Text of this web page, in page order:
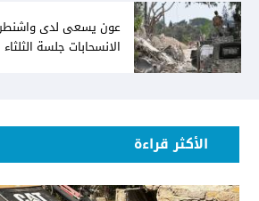
عون يسعى لدى واشنطن
الانسحابات جلسة
الأكثر قراءة